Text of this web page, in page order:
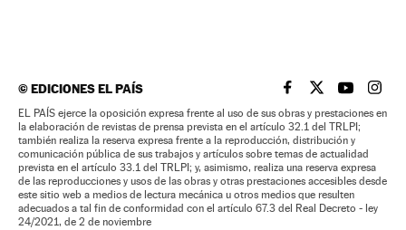
©EDICIONES EL PAÍS EL PAÍS BRASIL EN
EL PAÍSEL PAÍS
EL
EL PAÍS ejerce la oposición expresa frente al uso de sus obras y prestaciones en
la elaboración de revistas de prensa prevista en el artículo 32.1 del TRLPI;
también realiza la reserva expresa frente a la reproducción, distribución y
comunicación pública de sus trabajos y artículos sobre temas de actualidad
prevista en el artículo 33.1 del TRLPI; y, asimismo, realiza una reserva expresa
de las reproducciones y usos de las obras y otras prestaciones accesibles desde
este sitio web a medios de lectura mecánica u otros medios que resulten
adecuados a tal fin de conformidad con el artículo 67.3 del Real Decreto - ley
24/2021, de 2 de noviembre